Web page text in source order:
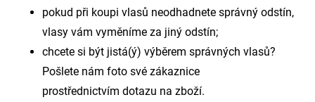
pokud při koupi vlasů neodhadnete správný odstín,
vlasy vám vyměníme za jiný odstín;
chcete si být jistá(ý) výběrem správných vlasů?
Pošlete nám foto své zákaznice
prostřednictvím dotazu na zboží.